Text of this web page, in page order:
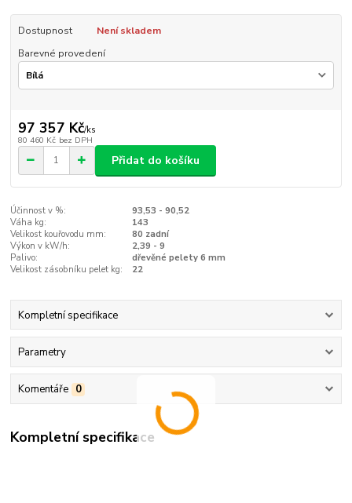
Dostupnost
Není skladem
Barevné provedení
97 357 Kč/ks
80 460 Kč bez DPH
Přidat do košíku
Účinnost v %:
93,53 - 90,52
Váha kg:
143
Velikost kouřovodu mm:
80 zadní
Výkon v kW/h:
2,39 - 9
Palivo:
dřevěné pelety 6 mm
Velikost zásobníku pelet kg:
22
Kompletní specifikace
Parametry
Komentáře 0
Kompletní specifikace